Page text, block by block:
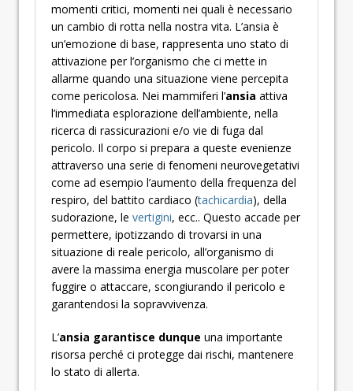
momenti critici, momenti nei quali è necessario
un cambio di rotta nella nostra vita. L’ansia è
un’emozione di base, rappresenta uno stato di
attivazione per l’organismo che ci mette in
allarme quando una situazione viene percepita
come pericolosa. Nei mammiferi l’ansia attiva
l’immediata esplorazione dell’ambiente, nella
ricerca di rassicurazioni e/o vie di fuga dal
pericolo. Il corpo si prepara a queste evenienze
attraverso una serie di fenomeni neurovegetativi
come ad esempio l’aumento della frequenza del
respiro, del battito cardiaco (tachicardia), della
sudorazione, le vertigini, ecc.. Questo accade per
permettere, ipotizzando di trovarsi in una
situazione di reale pericolo, all’organismo di
avere la massima energia muscolare per poter
fuggire o attaccare, scongiurando il pericolo e
garantendosi la sopravvivenza.
L’ansia garantisce dunque una importante
risorsa perché ci protegge dai rischi, mantenere
lo stato di allerta.